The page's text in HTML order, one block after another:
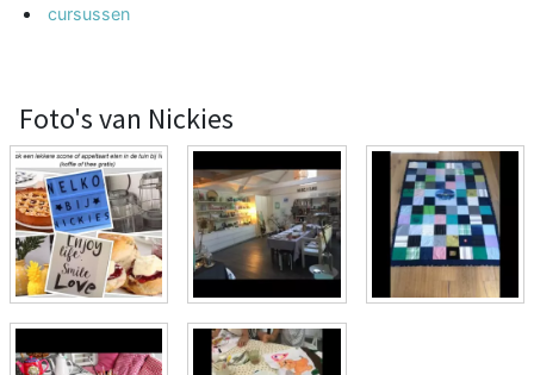
cursussen
Foto's van Nickies